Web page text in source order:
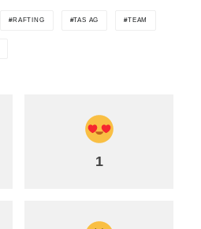
RAFTING TAS AG TEAM
1